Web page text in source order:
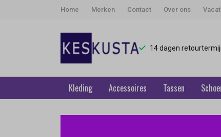
Home Merken Contact Over ons
14 dagen
Kleding Accessoires Tassen
Korte